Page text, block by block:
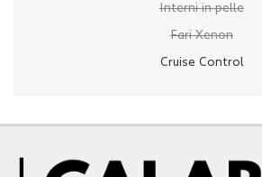
Interni in pelle
Fari Xenon
Cruise Control